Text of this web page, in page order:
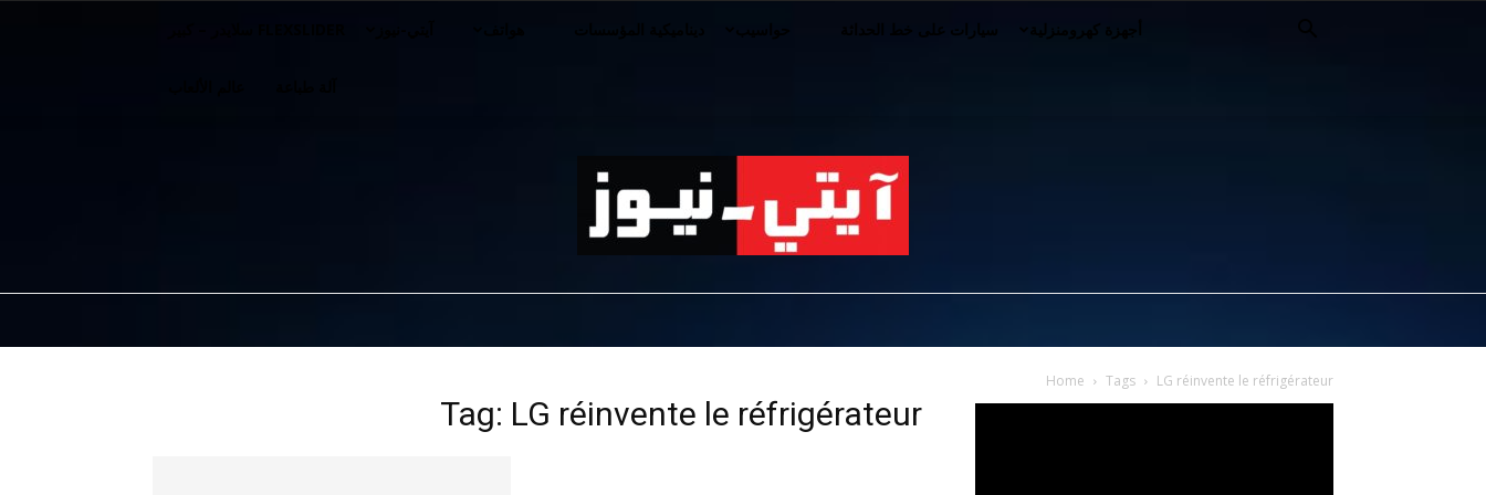
سيارات على خط الحداثة أجهزة كهرومنزلية
Home Tags LG réinvente le réfrigérateur
Tag: LG réinvente le réfrigérateur